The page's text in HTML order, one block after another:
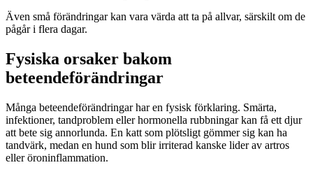
Även små förändringar kan vara värda att ta på allvar, särskilt om de
pågår i flera dagar.
Fysiska orsaker bakom
beteendeförändringar
Många beteendeförändringar har en fysisk förklaring. Smärta,
infektioner, tandproblem eller hormonella rubbningar kan få ett djur
att bete sig annorlunda. En katt som plötsligt gömmer sig kan ha
tandvärk, medan en hund som blir irriterad kanske lider av artros
eller öroninflammation.